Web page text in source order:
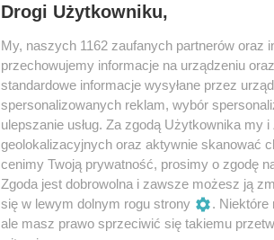
Drogi Użytkowniku,
My, naszych 1162 zaufanych partnerów
przechowujemy informacje na urządzeniu
standardowe informacje wysyłane przez
spersonalizowanych reklam, wybór
ulepszanie usług. Za zgodą Użytkownika my
geolokalizacyjnych oraz aktywnie skanować
cenimy Twoją prywatność, prosimy o zgodę
Zgoda jest dobrowolna i zawsze możesz ją
się w lewym dolnym rogu strony
. Niektóre
ale masz prawo sprzeciwić się takiemu